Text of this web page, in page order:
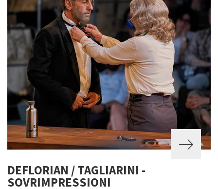
DEFLORIAN / TAGLIARINI -
SOVRIMPRESSIONI